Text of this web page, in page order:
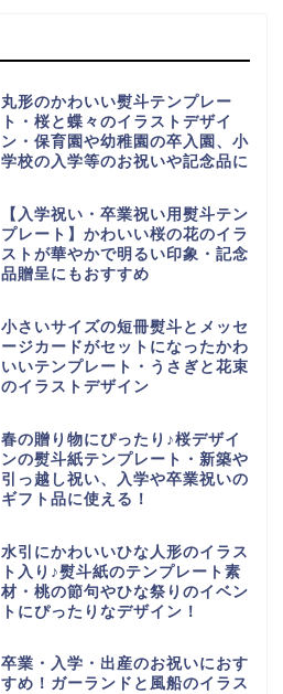
丸形のかわいい熨斗テンプレー
ト・桜と蝶々のイラストデザイ
ン・保育園や幼稚園の卒入園、小
学校の入学等のお祝いや記念品に
【入学祝い・卒業祝い用熨斗テン
プレート】かわいい桜の花のイラ
ストが華やかで明るい印象・記念
品贈呈にもおすすめ
小さいサイズの短冊熨斗とメッセ
ージカードがセットになったかわ
いいテンプレート・うさぎと花束
のイラストデザイン
春の贈り物にぴったり♪桜デザイ
ンの熨斗紙テンプレート・新築や
引っ越し祝い、入学や卒業祝いの
ギフト品に使える！
水引にかわいいひな人形のイラス
ト入り♪熨斗紙のテンプレート素
材・桃の節句やひな祭りのイベン
トにぴったりなデザイン！
卒業・入学・出産のお祝いにおす
すめ！ガーランドと風船のイラス